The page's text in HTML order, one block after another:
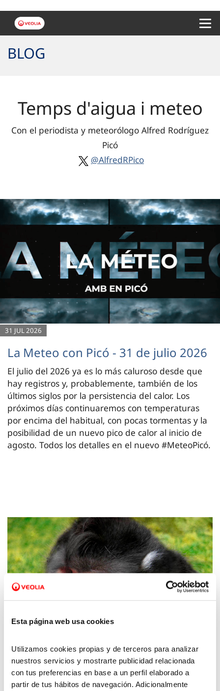
Esta página web usa cookies
Utilizamos cookies propias y de terceros para analizar
nuestros servicios y mostrarte publicidad relacionada
con tus preferencias en base a un perfil elaborado a
partir de tus hábitos de navegación. Adicionalmente
BLOG
Temps d'aigua i meteo
Con el periodista y meteorólogo Alfred Rodríguez
Picó
@AlfredRPico
31 JUL 2026
La Meteo con Picó - 31 de julio 2026
El julio del 2026 ya es lo más caluroso desde que
hay registros y, probablemente, también de los
últimos siglos por la persistencia del calor. Los
próximos días continuaremos con temperaturas
por encima del habitual, con pocas tormentas y la
posibilidad de un nuevo pico de calor al inicio de
agosto. Todos los detalles en el nuevo #MeteoPicó.
09 JUL 2021
Estornudando bajo la lluvia